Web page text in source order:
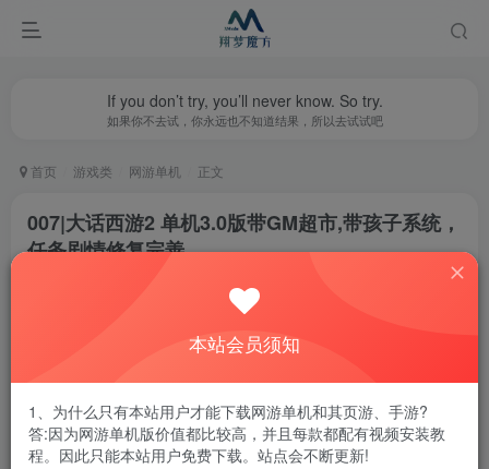
If you don’t try, you’ll never know. So try.
如果你不去试，你永远也不知道结果，所以去试试吧
首页 游戏类 网游单机 正文
007|大话西游2 单机3.0版带GM超市,带孩子系统，
任务剧情修复完善
本站会员须知
1、为什么只有本站用户才能下载网游单机和其页游、手游?
答:因为网游单机版价值都比较高，并且每款都配有视频安装教
程。因此只能本站用户免费下载。站点会不断更新!